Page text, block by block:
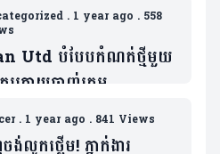
. 1 year ago . 558
Utd បំបែបកំណត់ថ្មីមួយ
ក្រោយចាញ់ក្រុម
យប់មិញ (មាន
)
. 1 year ago . 841 Views
លូកថ្លើម! ភ្នាក់ងារ